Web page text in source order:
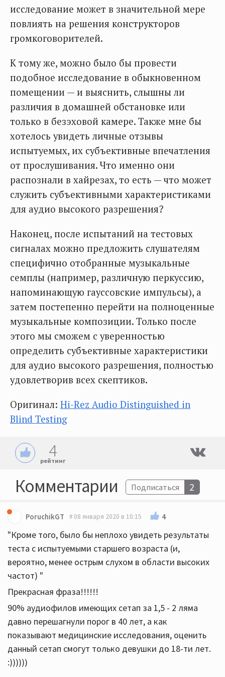
исследование может в значительной мере
повлиять на решения конструкторов
громкоговорителей.
К тому же, можно было бы провести
подобное исследование в обыкновенном
помещении — и выяснить, слышны ли
различия в домашней обстановке или
только в безэховой камере. Также мне бы
хотелось увидеть личные отзывы
испытуемых, их субъективные впечатления
от прослушивания. Что именно они
распознали в хайрезах, то есть — что может
служить субъективными характеристиками
для аудио высокого разрешения?
Наконец, после испытаний на тестовых
сигналах можно предложить слушателям
специфично отобранные музыкальные
семплы (например, различную перкуссию,
напоминающую гауссовские импульсы), а
затем постепенно перейти на полноценные
музыкальные композиции. Только после
этого мы сможем с уверенностью
определить субъективные характеристики
для аудио высокого разрешения, полностью
удовлетворив всех скептиков.
Оригинал: Hi-Rez Audio Distinguished in
Blind Testing
4
рейтинг
Комментарии Подписаться 2
PoruchikGT 08 января 2020 в 10:15 4
"Кроме того, было бы неплохо увидеть результаты
теста с испытуемыми старшего возраста (и,
вероятно, менее острым слухом в области высоких
частот) "
Прекрасная фраза!!!!!!
90% аудиофилов имеющих сетап за 1,5 - 2 ляма
давно перешагнули порог в 40 лет, а как
показывают медицинские исследования, оценить
данный сетап смогут только девушки до 18-ти лет.
:))))))